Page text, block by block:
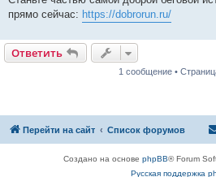
прямо сейчас: https://dobrorun.ru/
Ответить
1 сообщение •
Перейти на сайт Список форумов
Создано на основе phpBB® Forum
Русская поддержка